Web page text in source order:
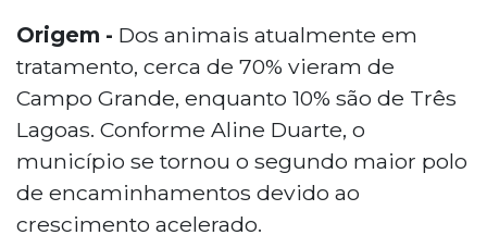
Origem - Dos animais atualmente em
tratamento, cerca de 70% vieram de
Campo Grande, enquanto 10% são de Três
Lagoas. Conforme Aline Duarte, o
município se tornou o segundo maior polo
de encaminhamentos devido ao
crescimento acelerado.